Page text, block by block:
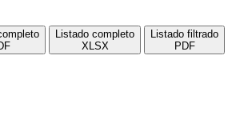
Listado completo
XLSX
Listado filtrado
PDF